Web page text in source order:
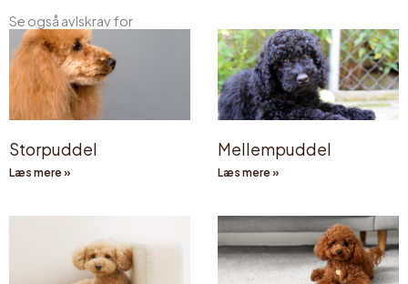
Se også avlskrav for
Storpuddel
Læs mere »
Mellempuddel
Læs mere »